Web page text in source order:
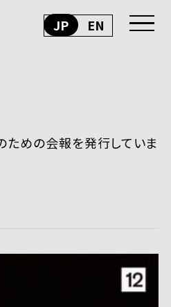
JP EN
ための会報を発行していま